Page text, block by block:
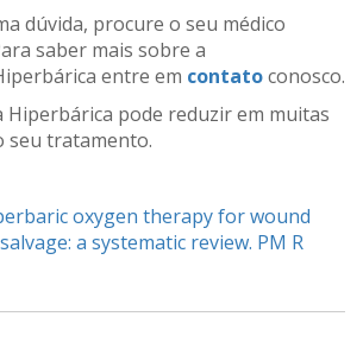
dúvida, procure o seu médico
saber mais sobre a
entre em contatoconosco.
Hiperbárica pode reduzir em muitas
seu tratamento.
oxygen therapy for wound
a systematic review. PM R